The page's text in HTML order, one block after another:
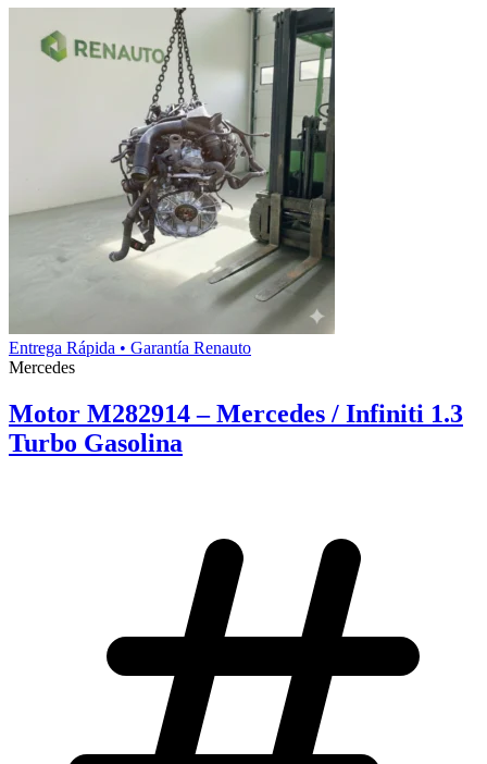
Entrega Rápida • Garantía Renauto
Mercedes
Motor M282914 – Mercedes / Infiniti 1.3
Turbo Gasolina